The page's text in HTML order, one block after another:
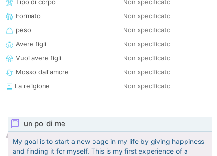
Tipo di corpo
Non specificato
Formato
Non specificato
peso
Non specificato
Avere figli
Non specificato
Vuoi avere figli
Non specificato
Mosso dall'amore
Non specificato
La religione
Non specificato
un po 'di me
My goal is to start a new page in my life by giving happiness
and finding it for myself. This is my first experience of a